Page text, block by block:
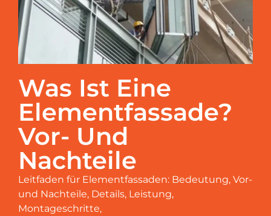
Was Ist Eine
Elementfassade?
Vor- Und
Nachteile
Leitfaden für Elementfassaden: Bedeutung, Vor-
und Nachteile, Details, Leistung,
Montageschritte,